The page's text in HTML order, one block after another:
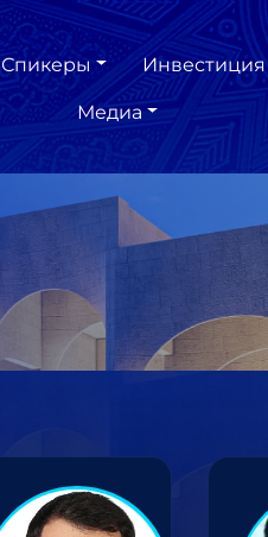
Спикеры Инвестиция
Медиа